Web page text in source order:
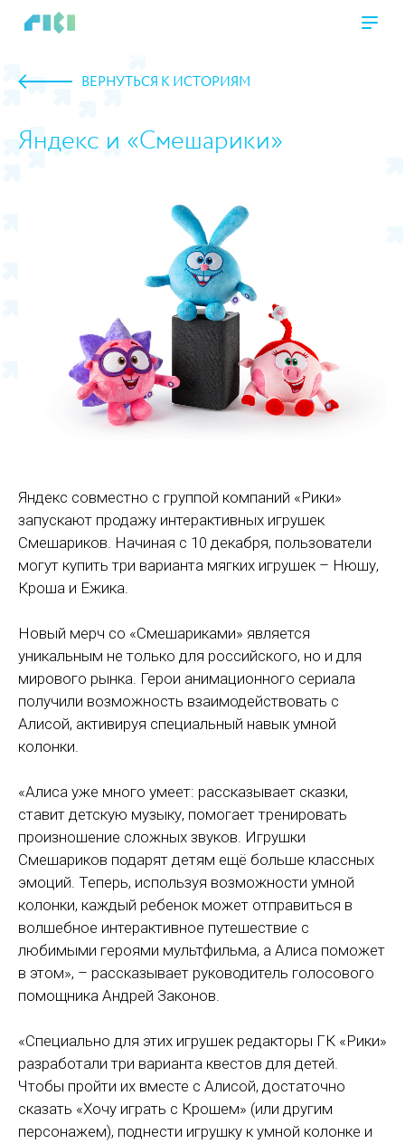
ВЕРНУТЬСЯ К ИСТОРИЯМ
Яндекс и «Смешарики»
Яндекс совместно с группой компаний «Рики»
запускают продажу интерактивных игрушек
Смешариков. Начиная с 10 декабря, пользователи
могут купить три варианта мягких игрушек – Нюшу,
Кроша и Ежика.
Новый мерч со «Смешариками» является
уникальным не только для российского, но и для
мирового рынка. Герои анимационного сериала
получили возможность взаимодействовать с
Алисой, активируя специальный навык умной
колонки.
«Алиса уже много умеет: рассказывает сказки,
ставит детскую музыку, помогает тренировать
произношение сложных звуков. Игрушки
Смешариков подарят детям ещё больше классных
эмоций. Теперь, используя возможности умной
колонки, каждый ребенок может отправиться в
волшебное интерактивное путешествие с
любимыми героями мультфильма, а Алиса поможет
в этом», – рассказывает руководитель голосового
помощника Андрей Законов.
«Специально для этих игрушек редакторы ГК «Рики»
разработали три варианта квестов для детей.
Чтобы пройти их вместе с Алисой, достаточно
сказать «Хочу играть с Крошем» (или другим
персонажем), поднести игрушку к умной колонке и